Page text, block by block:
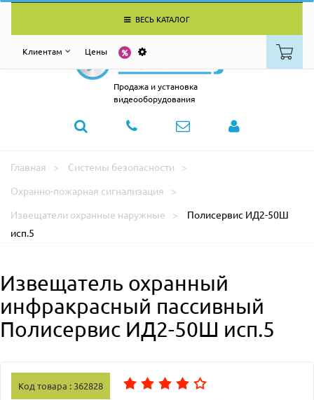
ВЕСЬ КАТАЛОГ
Клиентам Цены
Продажа и установка
видеооборудования
Главная
Системы безопасности
Охранно-пожарная сигнализация
Извещатели охранные наружные
Полисервис ИД2-50Ш
исп.5
Извещатель охранный
инфракрасный пассивный
Полисервис ИД2-50Ш исп.5
Код товара : 362828